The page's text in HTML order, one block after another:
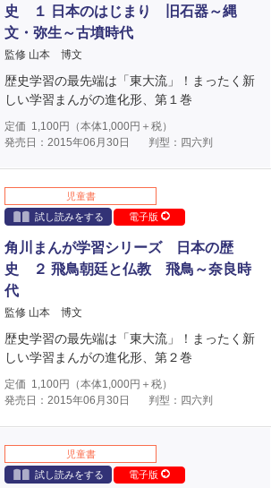
史 １ 日本のはじまり 旧石器～縄
文・弥生～古墳時代
監修 山本 博文
歴史学習の最先端は「東大流」！まったく新
しい学習まんがの進化形、第１巻
定価 1,100円（本体1,000円＋税）
発売日：2015年06月30日
判型：四六判
児童書
試し読みをする
電子版
角川まんが学習シリーズ 日本の歴
史 ２ 飛鳥朝廷と仏教 飛鳥～奈良時
代
監修 山本 博文
歴史学習の最先端は「東大流」！まったく新
しい学習まんがの進化形、第２巻
定価 1,100円（本体1,000円＋税）
発売日：2015年06月30日
判型：四六判
児童書
試し読みをする
電子版